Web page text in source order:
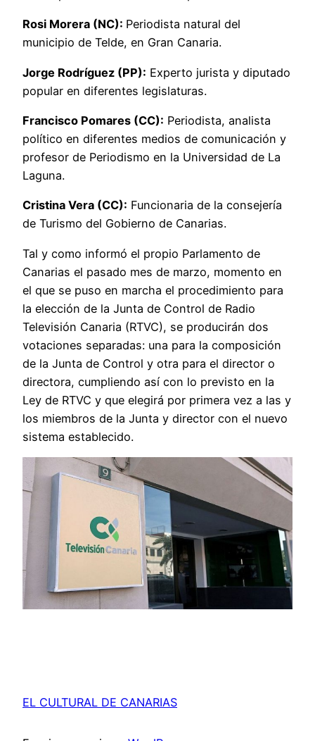
Rosi Morera (NC): Periodista natural del
municipio de Telde, en Gran Canaria.
Jorge Rodríguez (PP): Experto jurista y diputado
popular en diferentes legislaturas.
Francisco Pomares (CC): Periodista, analista
político en diferentes medios de comunicación y
profesor de Periodismo en la Universidad de La
Laguna.
Cristina Vera (CC): Funcionaria de la consejería
de Turismo del Gobierno de Canarias.
Tal y como informó el propio Parlamento de
Canarias el pasado mes de marzo, momento en
el que se puso en marcha el procedimiento para
la elección de la Junta de Control de Radio
Televisión Canaria (RTVC), se producirán dos
votaciones separadas: una para la composición
de la Junta de Control y otra para el director o
directora, cumpliendo así con lo previsto en la
Ley de RTVC y que elegirá por primera vez a las y
los miembros de la Junta y director con el nuevo
sistema establecido.
EL CULTURAL DE CANARIAS